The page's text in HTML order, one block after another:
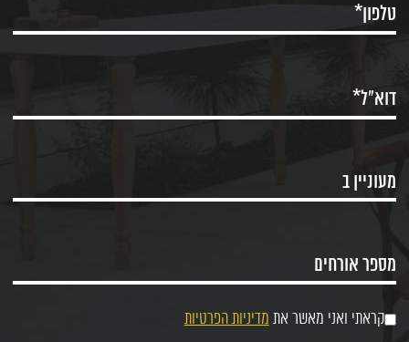
קראתי ואני מאשר את מדיניות הפרטיות